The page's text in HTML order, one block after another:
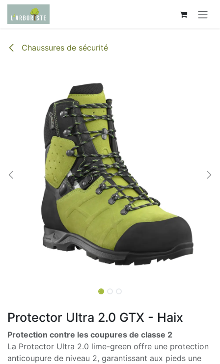
Se rendre au contenu
Chaussures de sécurité
Protector Ultra 2.0 GTX - Haix
Protection contre les coupures de classe 2
La Protector Ultra 2.0 lime-green offre une protection
anticoupure de niveau 2, garantissant aux pieds une